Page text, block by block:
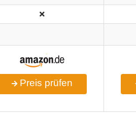
Preis prüfen